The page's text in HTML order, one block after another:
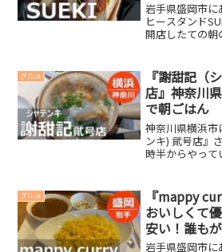
岩手県盛岡市に
ヒースタンド
開店したての朝
ド 400円 ホ
480...
グルメ
『謝甜記（
店』神奈川
で朝ごはん
神奈川県横浜市
ンキ) 貮号店』
時半からやって
いる人が多く
できました(・...
グルメ
『mappy
おいしくて
安い！誰も
イプのカレー
岩手県盛岡市に